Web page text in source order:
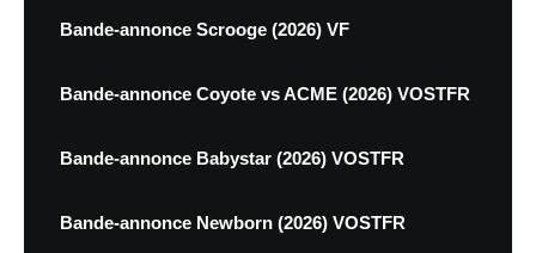
Bande-annonce Scrooge (2026) VF
Bande-annonce Coyote vs ACME (2026) VOSTFR
Bande-annonce Babystar (2026) VOSTFR
Bande-annonce Newborn (2026) VOSTFR